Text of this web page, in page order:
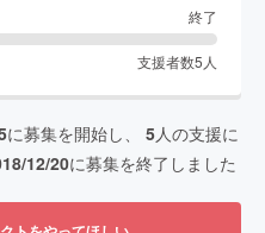
終了
支援者数5 人
に募集を開始し、 5人の支援に
12/20に募集を終了しました